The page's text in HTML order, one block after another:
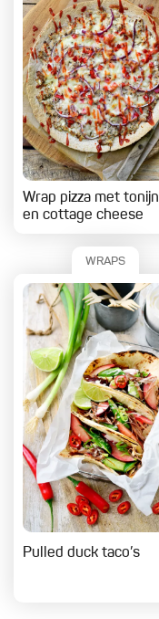
Wrap pizza met tonijn
en cottage cheese
WRAPS
Pulled duck taco’s